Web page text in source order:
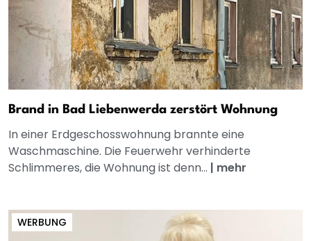
Brand in Bad Liebenwerda zerstört Wohnung
In einer Erdgeschosswohnung brannte eine
Waschmaschine. Die Feuerwehr verhinderte
Schlimmeres, die Wohnung ist denn... | mehr
WERBUNG